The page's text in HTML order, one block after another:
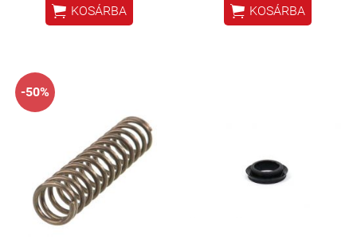
 KOSÁRBA  KOSÁRBA
-50%